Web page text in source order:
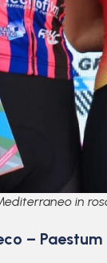
in
– Paestum